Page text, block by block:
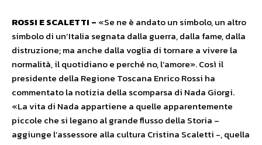
ROSSI E SCALETTI – «Se ne è andato un simbolo, un altro
simbolo di un’Italia segnata dalla guerra, dalla fame, dalla
distruzione; ma anche dalla voglia di tornare a vivere la
normalità, il quotidiano e perché no, l’amore». Così il
presidente della Regione Toscana Enrico Rossi ha
commentato la notizia della scomparsa di Nada Giorgi.
«La vita di Nada appartiene a quelle apparentemente
piccole che si legano al grande flusso della Storia –
aggiunge l’assessore alla cultura Cristina Scaletti -, quella